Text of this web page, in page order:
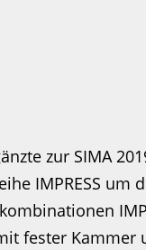
zur SIMA
IMPRESS um
fester Kammer